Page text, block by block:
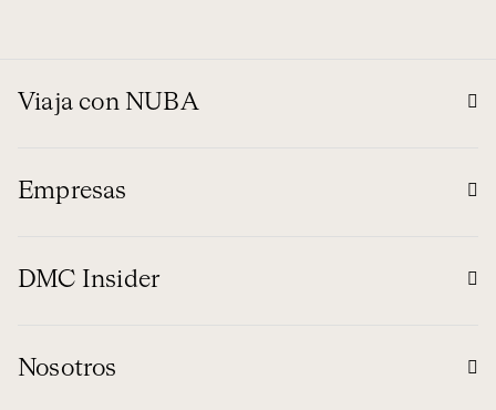
Viaja con NUBA
Empresas
DMC Insider
Nosotros